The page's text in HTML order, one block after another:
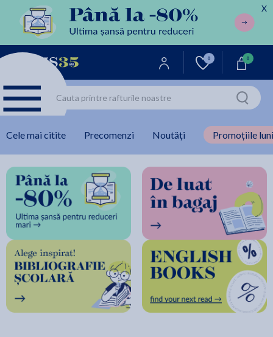
X
0 0
Cele mai citite Precomenzi Noutăți Promoțiile